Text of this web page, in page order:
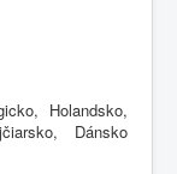
Holandsko,
Dánsko